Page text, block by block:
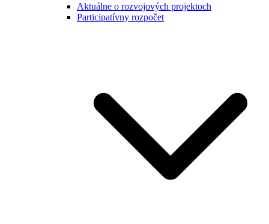
Aktuálne o rozvojových projektoch
Participatívny rozpočet